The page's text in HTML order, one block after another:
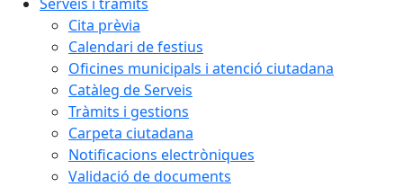
Cita prèvia
Calendari de festius
Oficines municipals i atenció ciutadana
Catàleg de Serveis
Tràmits i gestions
Carpeta ciutadana
Notificacions electròniques
Validació de documents